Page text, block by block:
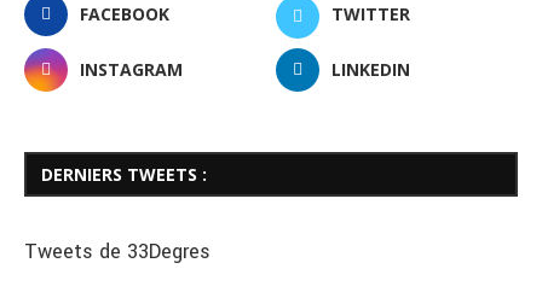
FACEBOOK TWITTER
INSTAGRAM LINKEDIN
DERNIERS TWEETS :
Tweets de 33Degres